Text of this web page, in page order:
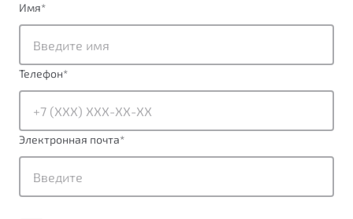
Имя*
Телефон*
Электронная почта*